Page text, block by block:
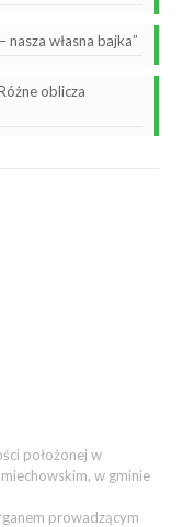
własna bajka”
oblicza
położonej w
w gminie
prowadzącym